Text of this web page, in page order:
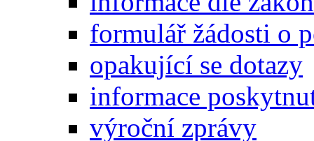
formulář žádosti o
opakující se dotazy
informace
výroční zprávy